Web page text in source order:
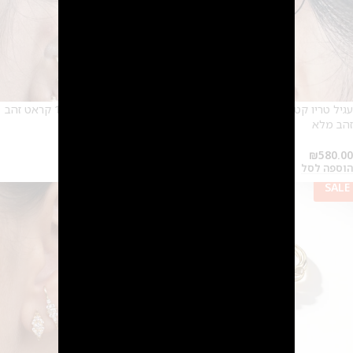
זהב מלא
₪580.00
הוספה לסל
עגיל סאן קטן הברגה – 14 קראט זהב
SALE